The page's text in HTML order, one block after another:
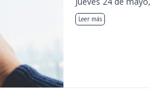
Leer más